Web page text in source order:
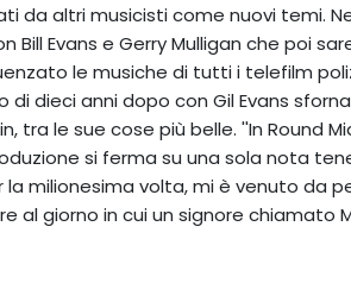
da altri musicisti come nuovi temi.
Bill Evans e Gerry Mulligan che poi
le musiche di tutti i telefilm
di dieci anni dopo con Gil Evans
tra le sue cose più belle. ''In Round
si ferma su una sola nota
la milionesima volta, mi è venuto da
al giorno in cui un signore chiamato